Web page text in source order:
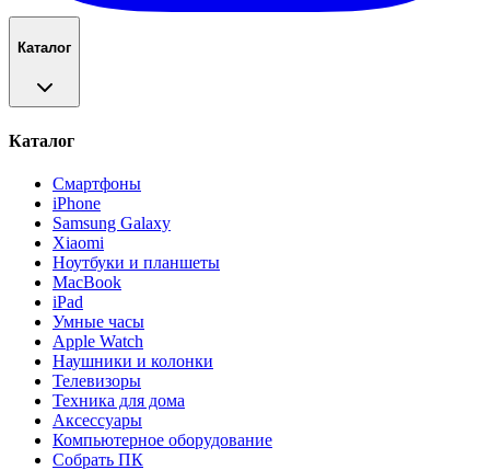
Каталог
Каталог
Смартфоны
iPhone
Samsung Galaxy
Xiaomi
Ноутбуки и планшеты
MacBook
iPad
Умные часы
Apple Watch
Наушники и колонки
Телевизоры
Техника для дома
Аксессуары
Компьютерное оборудование
Собрать ПК